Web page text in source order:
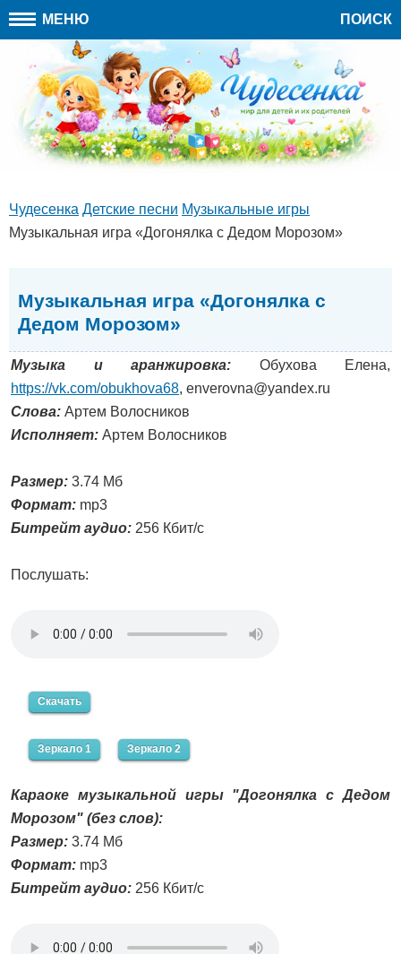
МЕНЮ ПОИСК
Чудесенка Детские песни Музыкальные игры
Музыкальная игра «Догонялка с Дедом Морозом»
Музыкальная игра «Догонялка с
Дедом Морозом»
Музыка и аранжировка: Обухова Елена,
https://vk.com/obukhova68, enverovna@yandex.ru
Слова: Артем Волосников
Исполняет: Артем Волосников
Размер: 3.74 Мб
Формат: mp3
Битрейт аудио: 256 Кбит/с
Послушать:
Скачать
Зеркало 1 Зеркало 2
Караоке музыкальной игры "Догонялка с Дедом
Морозом" (без слов):
Размер: 3.74 Мб
Формат: mp3
Битрейт аудио: 256 Кбит/с